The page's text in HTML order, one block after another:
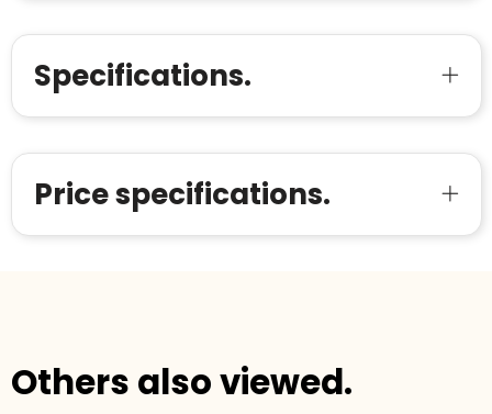
Specifications.
Price specifications.
Others also viewed.
starten: